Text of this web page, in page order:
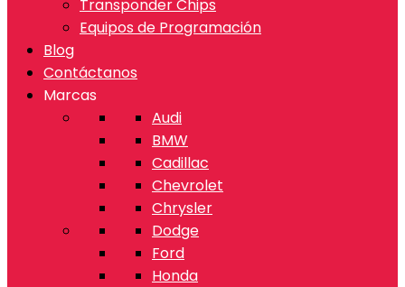
Transponder Chips
Equipos de Programación
Blog
Contáctanos
Marcas
Audi
BMW
Cadillac
Chevrolet
Chrysler
Dodge
Ford
Honda